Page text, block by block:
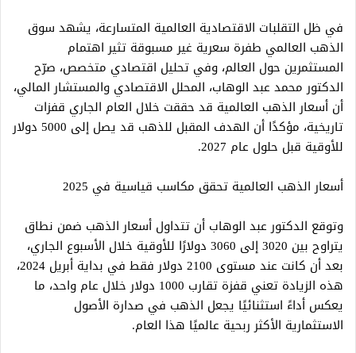
في ظل التقلبات الاقتصادية العالمية المتسارعة، يشهد سوق
الذهب العالمي طفرة سعرية غير مسبوقة تثير اهتمام
المستثمرين حول العالم، وفي تحليل اقتصادي متخصص، صرّح
الدكتور محمد عبد الوهاب، المحلل الاقتصادي والمستشار المالي،
أن أسعار الذهب العالمية قد حققت خلال العام الجاري قفزات
تاريخية، مؤكدًا أن الهدف المقبل للذهب قد يصل إلى 5000 دولار
للأوقية قبل حلول عام 2027.
أسعار الذهب العالمية تحقق مكاسب قياسية في 2025
وتوقع الدكتور عبد الوهاب أن تتداول أسعار الذهب ضمن نطاق
يتراوح بين 3020 إلى 3060 دولارًا للأوقية خلال الأسبوع الجاري،
بعد أن كانت عند مستوى 2100 دولار فقط في بداية أبريل 2024،
هذه الزيادة تعني قفزة تقارب 1000 دولار خلال عام واحد، ما
يعكس أداءً استثنائيًا يجعل الذهب في صدارة الأصول
الاستثمارية الأكثر ربحية عالميًا هذا العام.